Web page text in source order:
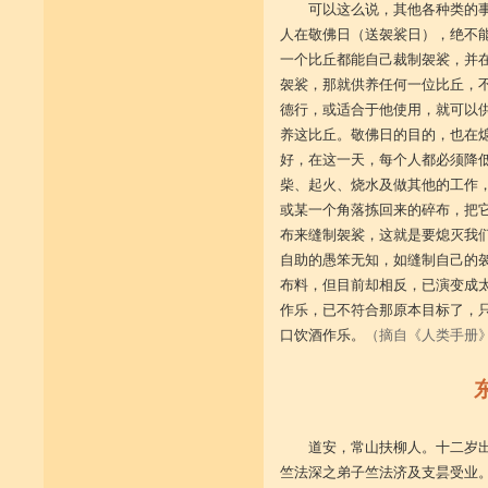
可以这么说，其他各种类的
人在敬佛日（送袈裟日），绝不
一个比丘都能自己裁制袈裟，并
袈裟，那就供养任何一位比丘，
德行，或适合于他使用，就可以
养这比丘。敬佛日的目的，也在
好，在这一天，每个人都必须降
柴、起火、烧水及做其他的工作
或某一个角落拣回来的碎布，把
布来缝制袈裟，这就是要熄灭我
自助的愚笨无知，如缝制自己的
布料，但目前却相反，已演变成
作乐，已不符合那原本目标了，
口饮酒作乐。
（摘自《人类手册
道安，常山扶柳人。十二岁
竺法深之弟子竺法济及支昙受业